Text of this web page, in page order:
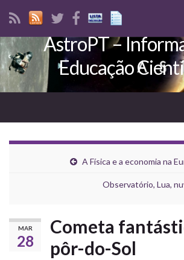
Search for:
AstroPT –
Educação
A Física e a economia na
Observatório, Lua,
MAR
28
Cometa
pôr-do-Sol